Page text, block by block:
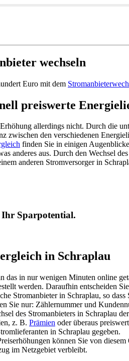
wechseln
Euro mit dem
preiswerte
allerdings nicht. Durch die
den verschiedenen
finden Sie in einigen
anderes aus. Durch den Wechsel
anderen Stromversorger in
Sparpotential.
in Schraplau
das in nur wenigen Minuten online
werden. Daraufhin entscheiden
Stromanbieter in Schraplau, so
Sie nur: Zählernummer und
des Stromanbieters in Schraplau
z. B. Prämien oder überaus
in Schraplau gegeben.
können Sie von
im Netzgebiet verbleibt.